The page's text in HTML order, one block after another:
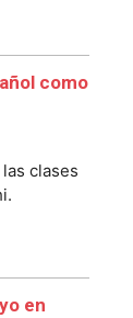
como
clases
en